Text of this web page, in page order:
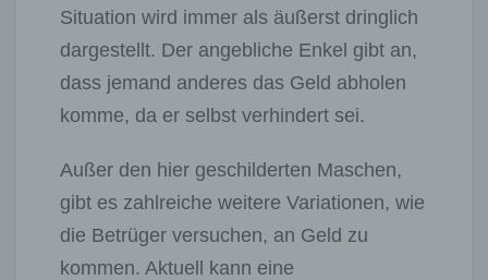
Situation wird immer als äußerst dringlich
dargestellt. Der angebliche Enkel gibt an,
dass jemand anderes das Geld abholen
komme, da er selbst verhindert sei.
Außer den hier geschilderten Maschen,
gibt es zahlreiche weitere Variationen, wie
die Betrüger versuchen, an Geld zu
kommen. Aktuell kann eine